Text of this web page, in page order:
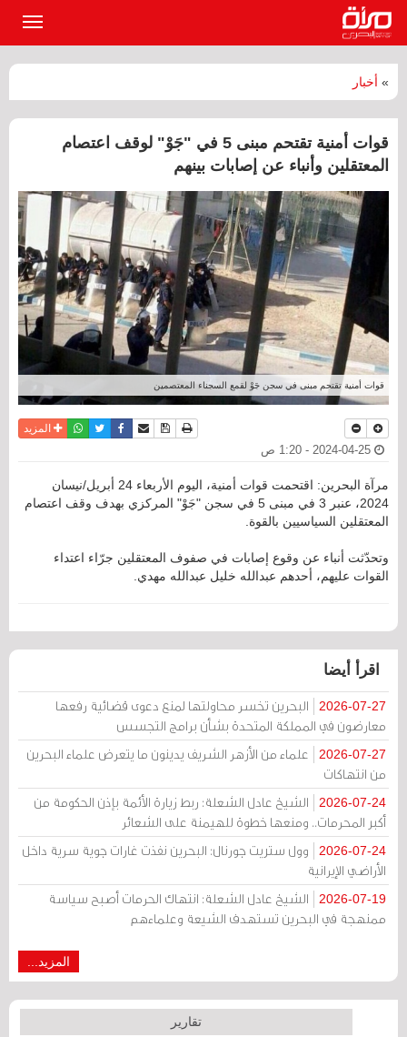
» أخبار
قوات أمنية تقتحم مبنى 5 في "جَوْ" لوقف اعتصام
المعتقلين وأنباء عن إصابات بينهم
قوات أمنية تقتحم مبنى في سجن جَوْ لقمع السجناء المعتصمين
نسخة للطباعة
حفظ الموضوع
أرسل الى صديق
فيسبوكتويترواتسابالمزيد
مرآة البحرين: اقتحمت قوات أمنية، اليوم الأربعاء 24 أبريل/نيسان
2024، عنبر 3 في مبنى 5 في سجن "جَوْ" المركزي بهدف وقف اعتصام
المعتقلين السياسيين بالقوة.
وتحدّثت أنباء عن وقوع إصابات في صفوف المعتقلين جرّاء اعتداء
القوات عليهم، أحدهم عبدالله خليل عبدالله مهدي.
اقرأ أيضا
2026-07-27
البحرين تخسر محاولتها لمنع دعوى قضائية رفعها
معارضون في المملكة المتحدة بشأن برامج التجسس
2026-07-27
علماء من الأزهر الشريف يدينون ما يتعرض علماء البحرين
من انتهاكات
2026-07-24
الشيخ عادل الشعلة: ربط زيارة الأئمة بإذن الحكومة من
أكبر المحرمات.. ومنعها خطوة للهيمنة على الشعائر
2026-07-24
وول ستريت جورنال: البحرين نفذت غارات جوية سرية داخل
الأراضي الإيرانية
2026-07-19
الشيخ عادل الشعلة: انتهاك الحرمات أصبح سياسة
ممنهجة في البحرين تستهدف الشيعة وعلماءهم
المزيد...
تقارير